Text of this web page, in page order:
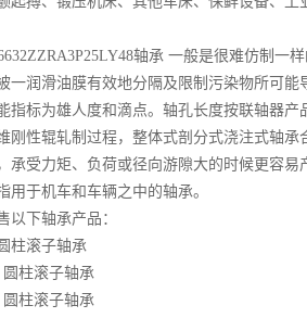
轴承 一般是很难仿制一
一润滑油膜有效地分隔及限制污染物所可
指标为雄人度和滴点。轴孔长度按联轴器产
刚性辊轧制过程，整体式剖分式浇注式轴
承受力矩、负荷或径向游隙大的时候更容
用于机车和车辆之中的轴承。
以下轴承产品：
柱滚子轴承
圆柱滚子轴承
圆柱滚子轴承